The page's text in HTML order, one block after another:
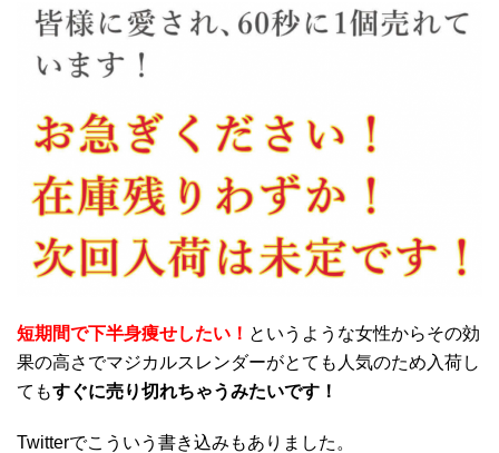
短期間で下半身痩せしたい！ というような女性からその効
果の高さでマジカルスレンダーがとても人気のため入荷し
てもすぐに売り切れちゃうみたいです！
Twitterでこういう書き込みもありました。